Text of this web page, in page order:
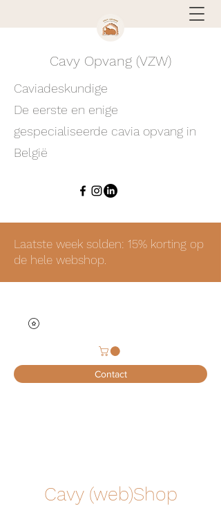
Cavy Opvang (VZW)
Caviadeskundige
De eerste en enige
gespecialiseerde cavia opvang in
België
Contact
Laatste week solden: 15% korting op
de hele webshop.
Cavy (web)Shop